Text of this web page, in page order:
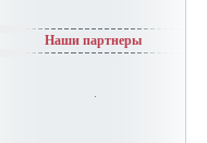
Наши партнеры